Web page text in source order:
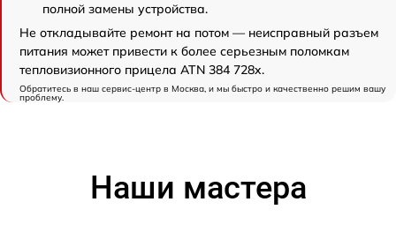
полной замены устройства.
Не откладывайте ремонт на потом — неисправный разъем
питания может привести к более серьезным поломкам
тепловизионного прицела ATN 384 728x.
Обратитесь в наш сервис-центр в Москва, и мы быстро и качественно решим вашу
проблему.
Наши мастера